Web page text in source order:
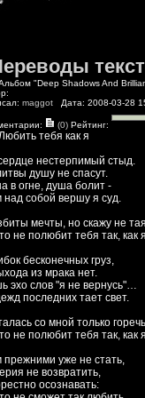
"Deep Shadows And
maggot Дата: 2008-03-28
(0) Рейтинг:
тебя как я
нестерпимый стыд.
душу не спасут.
в огне, душа болит -
собой вершу я суд.
мечты, но скажу не
не полюбит тебя так, как
бесконечных груз,
из мрака нет.
эхо слов "я не вернусь"…
последних тает свет.
со мной только
не полюбит тебя так, как
прежними уже не стать,
не возвратить,
осознавать: